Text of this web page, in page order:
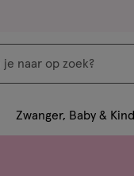
Zwanger, Baby & Kind